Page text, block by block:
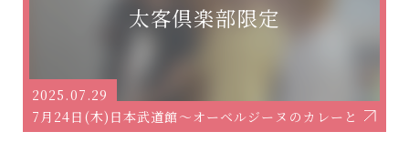
2025.07.29
7月24日(木)日本武道館～オーベルジーヌのカレーとそうめ